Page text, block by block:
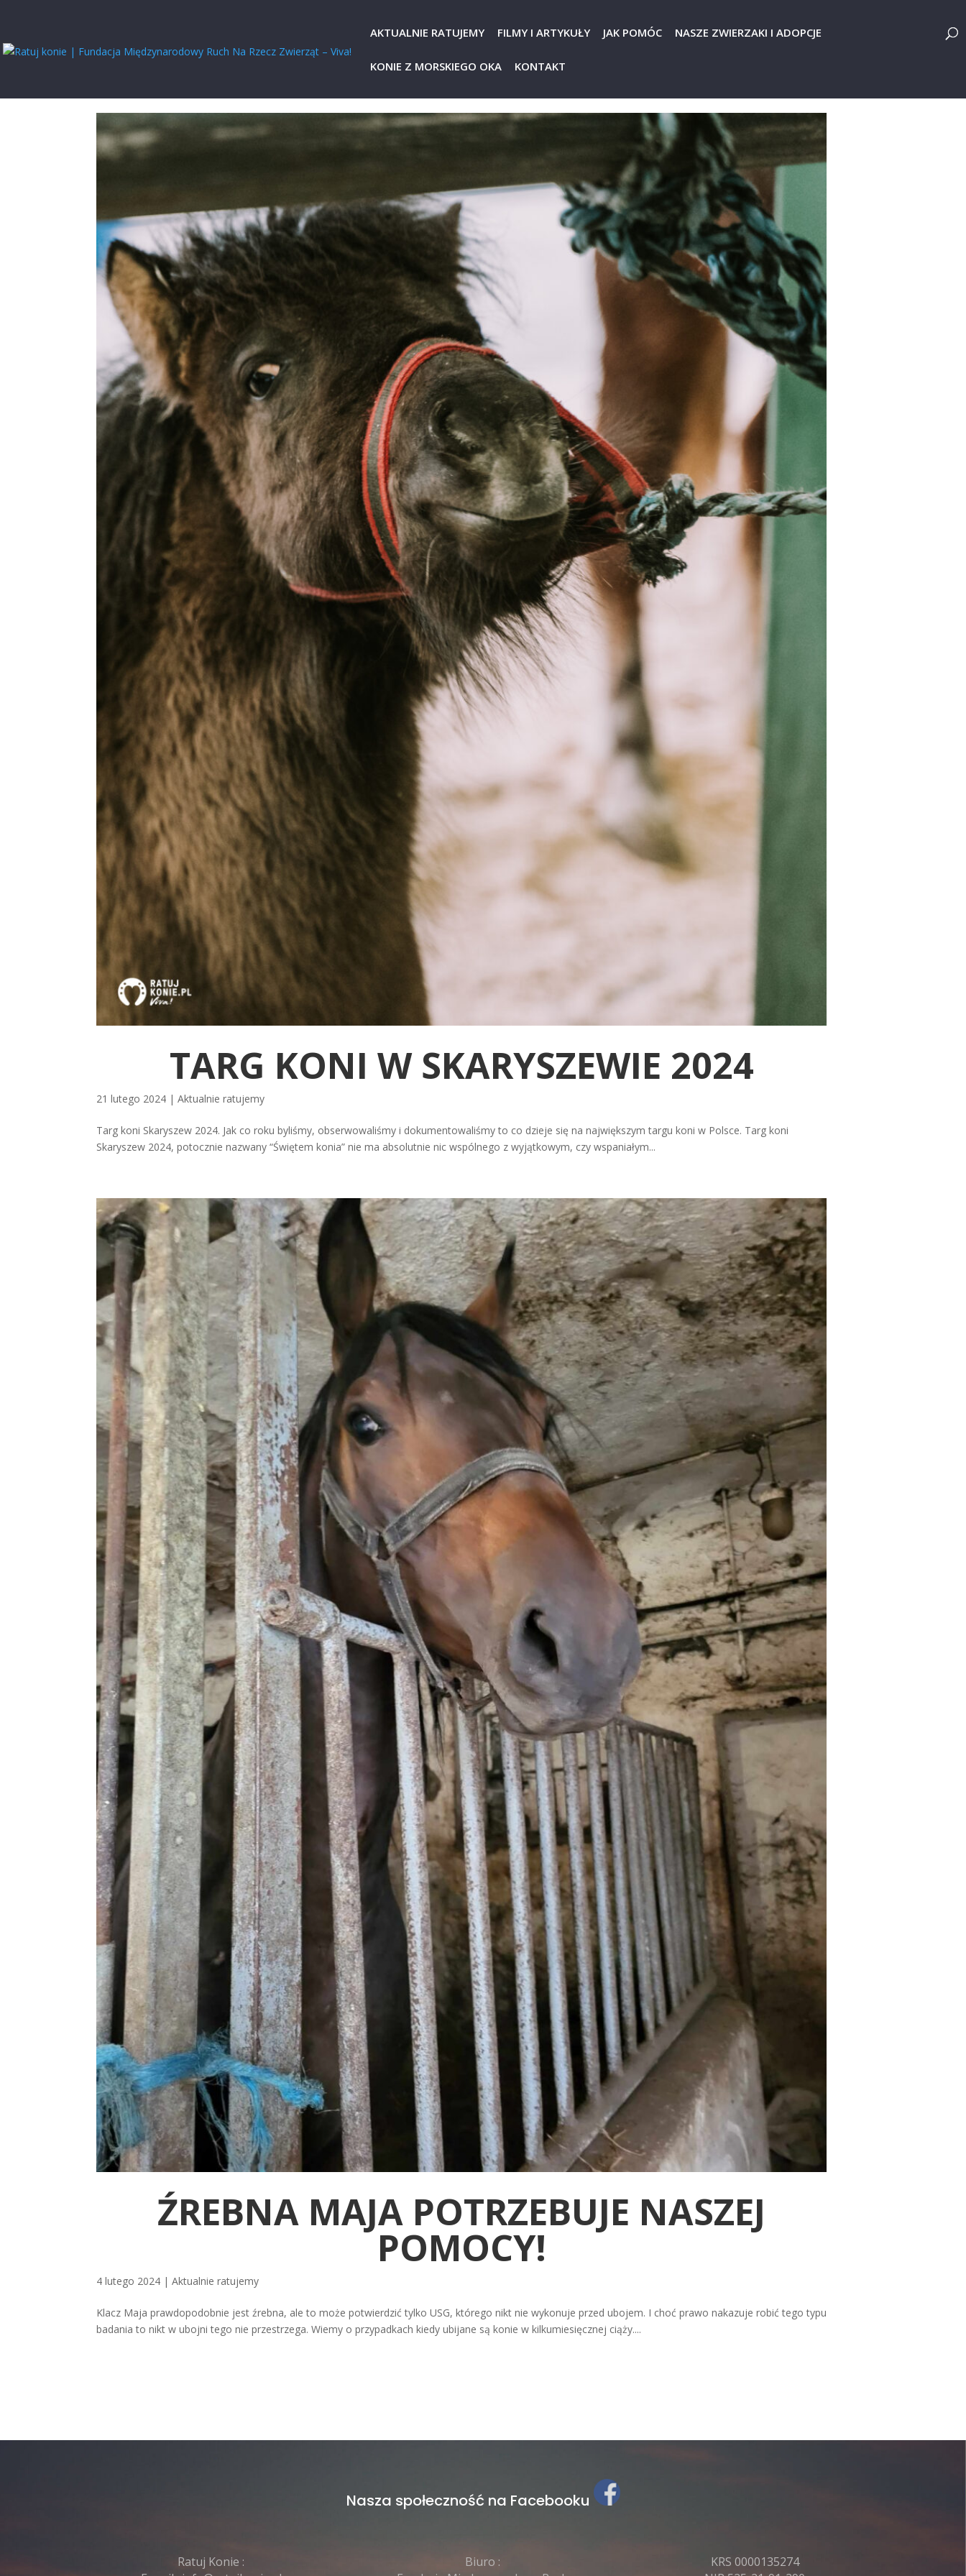
AKTUALNIE RATUJEMY FILMY I ARTYKUŁY JAK POMÓC NASZE ZWIERZAKI I ADOPCJE
KONIE Z MORSKIEGO OKA KONTAKT
TARG KONI W SKARYSZEWIE 2024
21 lutego 2024 |Aktualnie ratujemy
Targ koni Skaryszew 2024. Jak co roku byliśmy, obserwowaliśmy i dokumentowaliśmy to co dzieje się na największym targu koni w Polsce. Targ koni
Skaryszew 2024, potocznie nazwany “Świętem konia” nie ma absolutnie nic wspólnego z wyjątkowym, czy wspaniałym...
ŹREBNA MAJA POTRZEBUJE NASZEJ
POMOCY!
4 lutego 2024 |Aktualnie ratujemy
Klacz Maja prawdopodobnie jest źrebna, ale to może potwierdzić tylko USG, którego nikt nie wykonuje przed ubojem. I choć prawo nakazuje robić tego typu
badania to nikt w ubojni tego nie przestrzega. Wiemy o przypadkach kiedy ubijane są konie w kilkumiesięcznej ciąży....
Nasza społeczność na Facebooku
Ratuj Konie :
Biuro :
KRS 0000135274